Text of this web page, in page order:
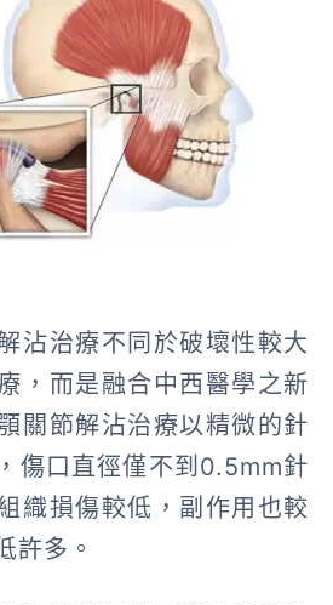
沾治療不同於破壞性較大
，而是融合中西醫學之新
關節解沾治療以精微的針
傷口直徑僅不到0.5mm針
織損傷較低，副作用也較
許多。